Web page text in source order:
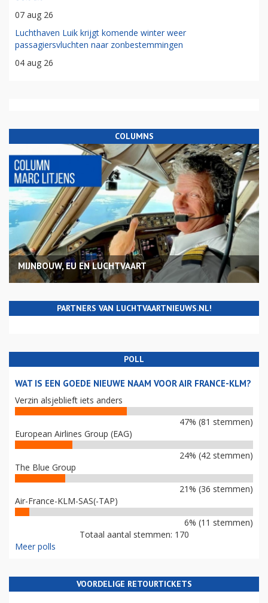
07 aug 26
Luchthaven Luik krijgt komende winter weer
passagiersvluchten naar zonbestemmingen
04 aug 26
COLUMNS
MIJNBOUW, EU EN LUCHTVAART
PARTNERS VAN LUCHTVAARTNIEUWS.NL!
POLL
WAT IS EEN GOEDE NIEUWE NAAM VOOR AIR FRANCE-KLM?
Verzin alsjeblieft iets anders
47% (81 stemmen)
European Airlines Group (EAG)
24% (42 stemmen)
The Blue Group
21% (36 stemmen)
Air-France-KLM-SAS(-TAP)
6% (11 stemmen)
Totaal aantal stemmen: 170
Meer polls
VOORDELIGE RETOURTICKETS